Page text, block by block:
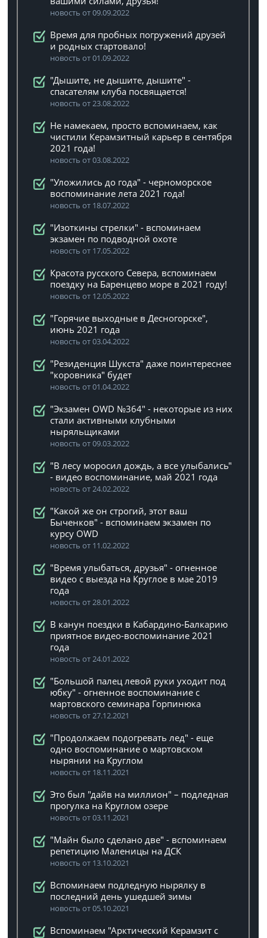
новость от 09.09.2022
Время для пробных погружений друзей
и родных стартовало!
новость от 01.09.2022
"Дышите, не дышите, дышите" -
спасателям клуба посвящается!
новость от 23.08.2022
Не намекаем, просто вспоминаем, как
чистили Керамзитный карьер в сентября
2021 года!
новость от 03.08.2022
"Уложились до года" - черноморское
воспоминание лета 2021 года!
новость от 18.07.2022
"Изоткины стрелки" - вспоминаем
экзамен по подводной охоте
новость от 17.05.2022
Красота русского Севера, вспоминаем
поездку на Баренцево море в 2021 году!
новость от 12.05.2022
"Горячие выходные в Десногорске",
июнь 2021 года
новость от 03.04.2022
"Резиденция Шукста" даже поинтереснее
"коровника" будет
новость от 01.04.2022
"Экзамен OWD №364" - некоторые из них
стали активными клубными
ныряльщиками
новость от 09.03.2022
"В лесу моросил дождь, а все улыбались"
- видео воспоминание, май 2021 года
новость от 24.02.2022
"Какой же он строгий, этот ваш
Быченков" - вспоминаем экзамен по
курсу OWD
новость от 11.02.2022
"Время улыбаться, друзья" - огненное
видео с выезда на Круглое в мае 2019
года
новость от 28.01.2022
В канун поездки в Кабардино-Балкарию
приятное видео-воспоминание 2021
года
новость от 24.01.2022
"Большой палец левой руки уходит под
юбку" - огненное воспоминание с
мартовского семинара Горпинюка
новость от 27.12.2021
"Продолжаем подогревать лед" - еще
одно воспоминание о мартовском
нырянии на Круглом
новость от 18.11.2021
Это был "дайв на миллион" – подледная
прогулка на Круглом озере
новость от 03.11.2021
"Майн было сделано две" - вспоминаем
репетицию Маленицы на ДСК
новость от 13.10.2021
Вспоминаем подледную нырялку в
последний день ушедшей зимы
новость от 05.10.2021
Вспоминаем "Арктический Керамзит с